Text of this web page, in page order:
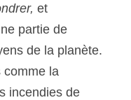
et
partie de
de la planète.
comme la
incendies de